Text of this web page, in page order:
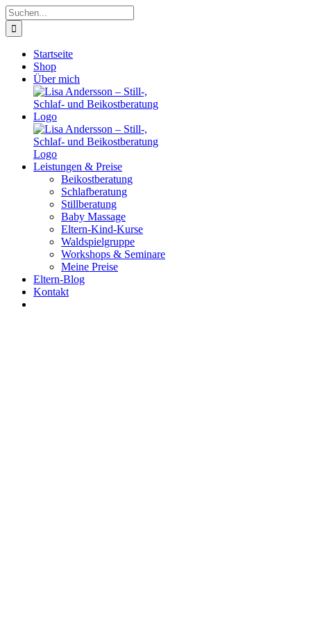
Zum
Inhalt
springen
Suche
nach:
Startseite
Shop
Über mich
Leistungen & Preise
Beikostberatung
Schlafberatung
Stillberatung
Baby Massage
Eltern-Kind-Kurse
Waldspielgruppe
Workshops & Seminare
Meine Preise
Eltern-Blog
Kontakt